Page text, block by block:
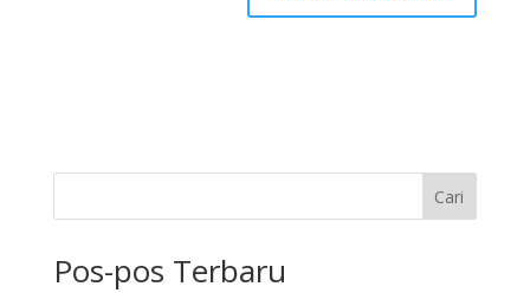
Cari
Pos-pos Terbaru